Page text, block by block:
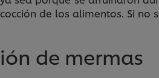
de los alimentos. Si
de mermas